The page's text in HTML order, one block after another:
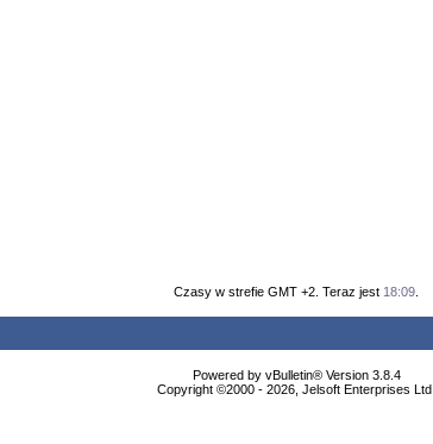
Czasy w strefie GMT +2. Teraz jest 18:09
Powered by vBulletin® Version 3.8.4
Copyright ©2000 - 2026, Jelsoft Enterprises Ltd.